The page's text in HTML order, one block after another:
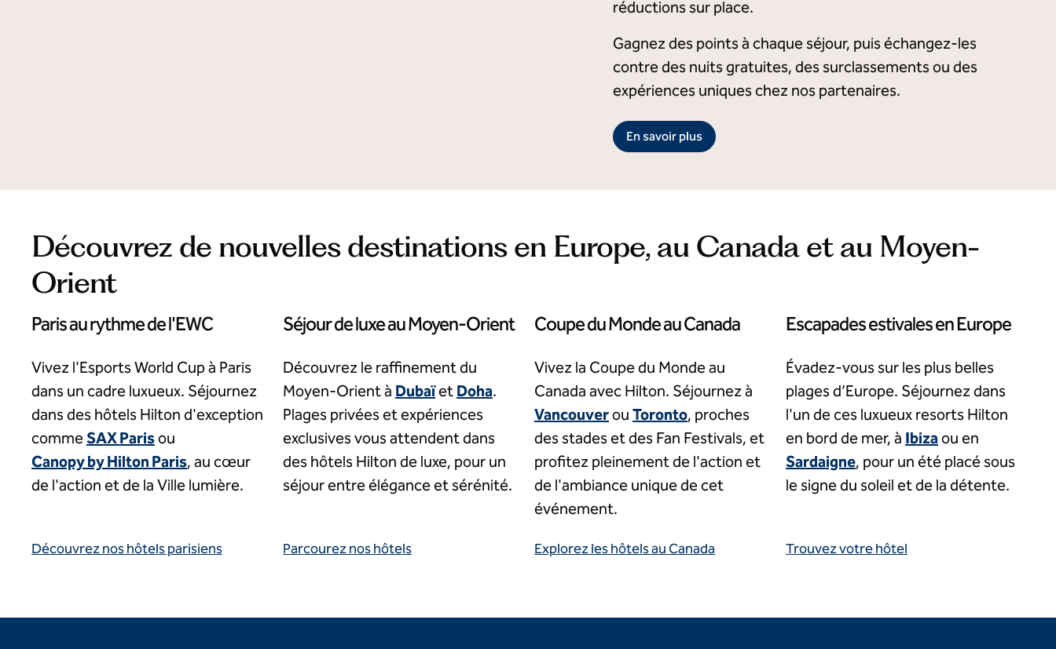
réductions sur place.
Gagnez des points à chaque séjour, puis échangez-les
contre des nuits gratuites, des surclassements ou des
expériences uniques chez nos partenaires.
En savoir plus
Découvrez de nouvelles destinations en Europe, au Canada et au Moyen-
Orient
Paris au rythme de l'EWC
Vivez l'Esports World Cup à Paris
dans un cadre luxueux. Séjournez
dans des hôtels Hilton d'exception
commeSAX Parisou
Canopy by Hilton Paris, au cœur
de l'action et de la Ville lumière.
Découvrez nos hôtels parisiens
Séjour de luxe au Moyen-Orient
Découvrez le raffinement du
Moyen-Orient à Dubaïet Doha.
Plages privées et expériences
exclusives vous attendent dans
des hôtels Hilton de luxe, pour un
séjour entre élégance et sérénité.
Parcourez nos hôtels
Coupe du Monde au Canada
Vivez la Coupe du Monde au
Canada avec Hilton. Séjournez à
Vancouverou Toronto, proches
des stades et des Fan Festivals, et
profitez pleinement de l'action et
de l'ambiance unique de cet
événement.
Explorez les hôtels au Canada
Escapades estivales en Europe
Évadez-vous sur les plus belles
plages d’Europe. Séjournez dans
l'un de ces luxueux resorts Hilton
en bord de mer, à Ibiza ou en
Sardaigne, pour un été placé sous
le signe du soleil et de la détente.
Trouvez votre hôtel